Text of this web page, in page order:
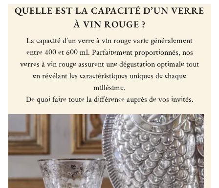
QUELLE EST LA CAPACITÉ D’UN VERRE
À VIN ROUGE ?
La capacité d’un verre à vin rouge varie généralement
entre 400 et 600 ml. Parfaitement proportionnés, nos
verres à vin rouge assurent une dégustation optimale tout
en révélant les caractéristiques uniques de chaque
millésime.
De quoi faire toute la différence auprès de vos invités.